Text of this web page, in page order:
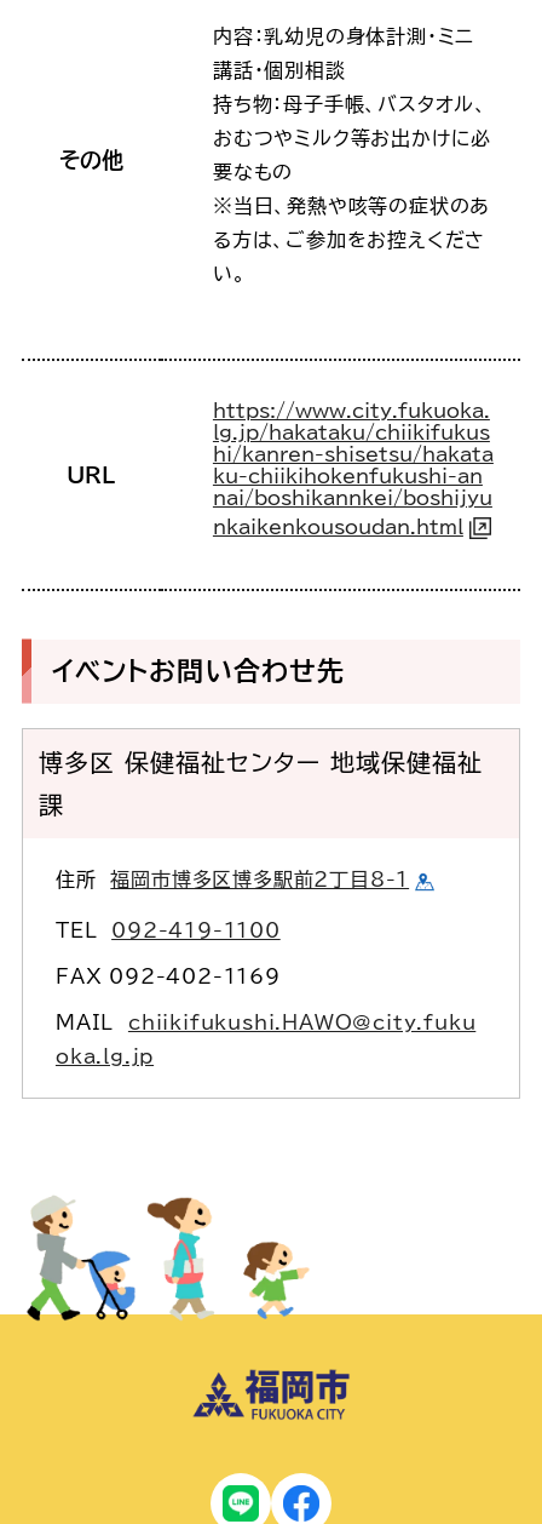
その他
内容：乳幼児の身体計測・ミニ
講話･個別相談
持ち物：母子手帳、バスタオル、
おむつやミルク等お出かけに必
要なもの
※当日、発熱や咳等の症状のあ
る方は、ご参加をお控えくださ
い。
URL
https://www.city.fukuoka.
lg.jp/hakataku/chiikifukus
hi/kanren-shisetsu/hakata
ku-chiikihokenfukushi-an
nai/boshikannkei/boshijyu
nkaikenkousoudan.html
イベントお問い合わせ先
博多区 保健福祉センター 地域保健福祉
課
住所福岡市博多区博多駅前2丁目8-1
TEL 092-419-1100
FAX 092-402-1169
MAIL chiikifukushi.HAWO@city.fuku
oka.lg.jp